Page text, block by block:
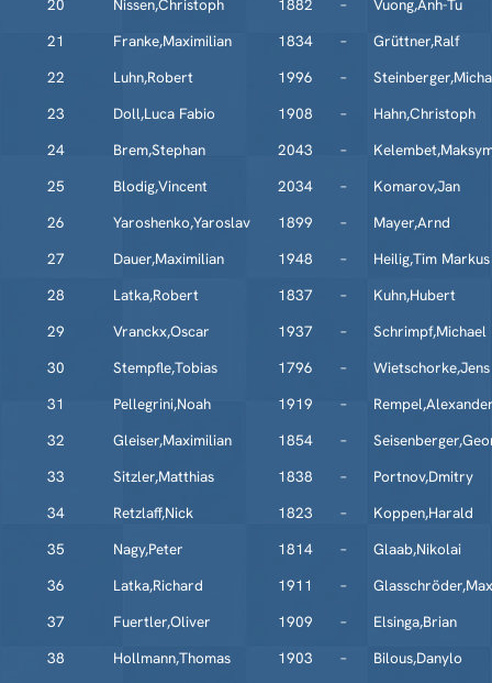
20
Nissen,Christoph 1882 –
Vuong,Anh-Tu
21
Franke,Maximilian 1834 –
Grüttner,Ralf
22
Luhn,Robert 1996 –
23
Doll,Luca Fabio 1908 –
Hahn,Christoph
24
Brem,Stephan 2043 –
25
Blodig,Vincent 2034 –
Komarov,Jan
26
Yaroshenko,Yaroslav 1899 –
Mayer,Arnd
27
Dauer,Maximilian 1948 –
Heilig,Tim Markus
28
Latka,Robert 1837 –
Kuhn,Hubert
29
Vranckx,Oscar 1937 –
Schrimpf,Michael
30
Stempfle,Tobias 1796 –
Wietschorke,Jens
31
Pellegrini,Noah 1919 –
32
Gleiser,Maximilian 1854 –
33
Sitzler,Matthias 1838 –
Portnov,Dmitry
34
Retzlaff,Nick 1823 –
Koppen,Harald
35
Nagy,Peter 1814 –
Glaab,Nikolai
36
Latka,Richard 1911 –
37
Fuertler,Oliver 1909 –
Elsinga,Brian
38
Hollmann,Thomas 1903 –
Bilous,Danylo